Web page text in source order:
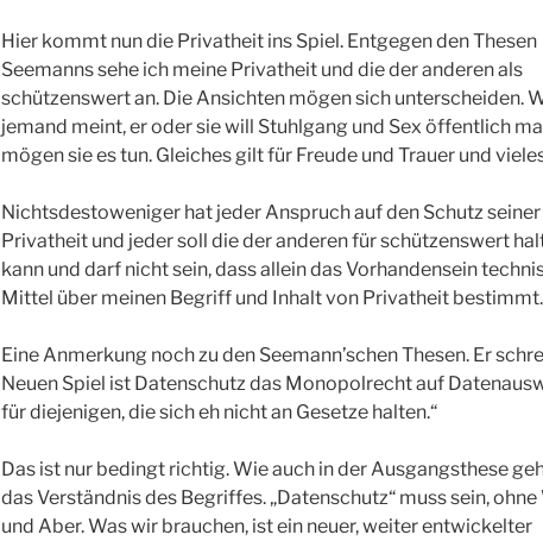
Hier kommt nun die Privatheit ins Spiel. Entgegen den Thesen
Seemanns sehe ich meine Privatheit und die der anderen als
schützenswert an. Die Ansichten mögen sich unterscheiden.
jemand meint, er oder sie will Stuhlgang und Sex öffentlich
mögen sie es tun. Gleiches gilt für Freude und Trauer und
Nichtsdestoweniger hat jeder Anspruch auf den Schutz seiner
Privatheit und jeder soll die der anderen für schützenswert
kann und darf nicht sein, dass allein das Vorhandensein
Mittel über meinen Begriff und Inhalt von Privatheit bestimmt.
Eine Anmerkung noch zu den Seemann’schen Thesen. Er
Neuen Spiel ist Datenschutz das Monopolrecht auf
für diejenigen, die sich eh nicht an Gesetze halten.“
Das ist nur bedingt richtig. Wie auch in der Ausgangsthese
das Verständnis des Begriffes. „Datenschutz“ muss sein, ohne
und Aber. Was wir brauchen, ist ein neuer, weiter entwickelter